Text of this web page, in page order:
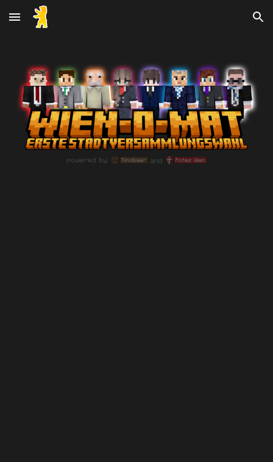
Skip to main content Skip to navigation